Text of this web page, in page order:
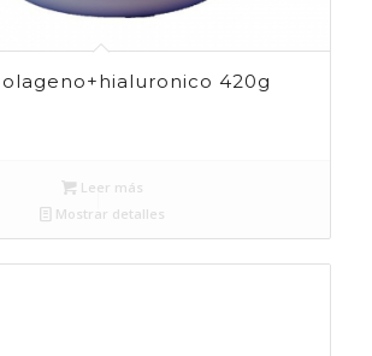
420g
Leer más
Mostrar detalles